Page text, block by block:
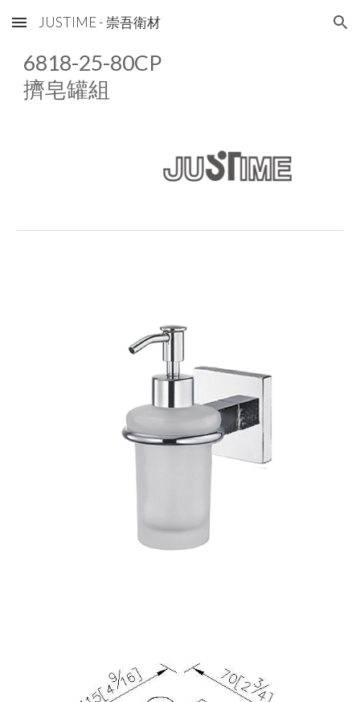
Skip to main content Skip to navigation
JUSTIME - 崇吾衛材
6818-25-80CP
擠皂罐組